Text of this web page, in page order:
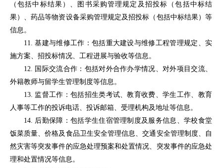
（包括中标结果）、图书采购管理规定及招投标（包括中标结
果）、药品等物资设备采购管理规定及招投标（包括中标结果）等
信息。
11. 基建与维修工作：包括重大建设与维修工程管理规定、实
施方案、招投标情况、工程进展与验收等信息。
12. 国际交流合作：包括对外合作办学情况、对外项目交流、
外籍教师与留学生管理制度等信息。
13. 监督工作：包括招生类考试、教育收费、学生工作、教育
人事等工作的投诉电话、投诉邮箱、受理机构及地址等信息。
14. 后勤保障：包括学生住宿管理制度及服务信息、学校食堂
饭菜质量、价格及食品卫生安全管理信息、交通安全管理制度、自
然灾害等突发事件的应急处理预案和处置情况、突发事件的应急处
理和处置情况等信息。